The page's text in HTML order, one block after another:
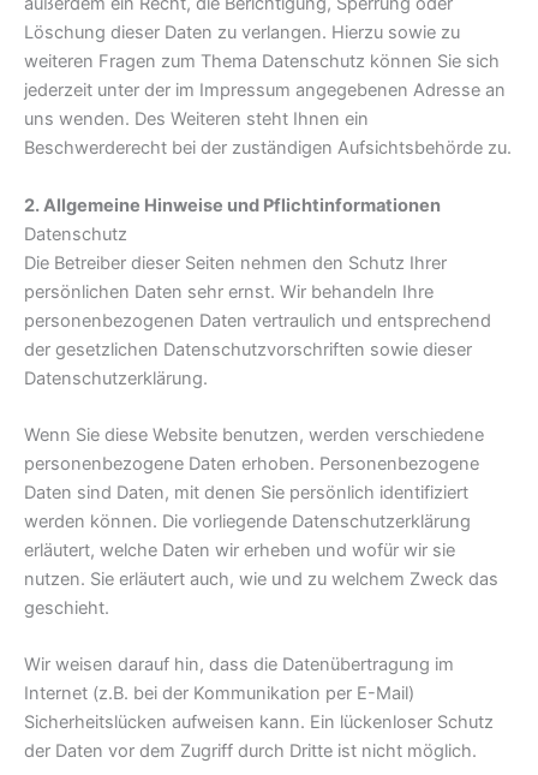
Löschung dieser Daten zu verlangen. Hierzu sowie zu
weiteren Fragen zum Thema Datenschutz können Sie sich
jederzeit unter der im Impressum angegebenen Adresse an
uns wenden. Des Weiteren steht Ihnen ein
Beschwerderecht bei der zuständigen Aufsichtsbehörde zu.
2. Allgemeine Hinweise und Pflichtinformationen
Datenschutz
Die Betreiber dieser Seiten nehmen den Schutz Ihrer
persönlichen Daten sehr ernst. Wir behandeln Ihre
personenbezogenen Daten vertraulich und entsprechend
der gesetzlichen Datenschutzvorschriften sowie dieser
Datenschutzerklärung.
Wenn Sie diese Website benutzen, werden verschiedene
personenbezogene Daten erhoben. Personenbezogene
Daten sind Daten, mit denen Sie persönlich identifiziert
werden können. Die vorliegende Datenschutzerklärung
erläutert, welche Daten wir erheben und wofür wir sie
nutzen. Sie erläutert auch, wie und zu welchem Zweck das
geschieht.
Wir weisen darauf hin, dass die Datenübertragung im
Internet (z.B. bei der Kommunikation per E-Mail)
Sicherheitslücken aufweisen kann. Ein lückenloser Schutz
der Daten vor dem Zugriff durch Dritte ist nicht möglich.